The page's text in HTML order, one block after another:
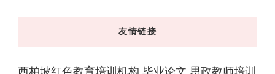
友情链接
西柏坡红色教育培训机构 毕业论文 思政教师培训